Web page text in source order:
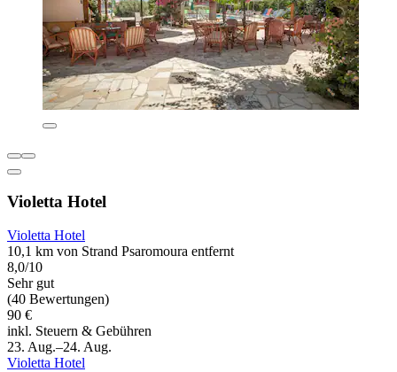
Violetta Hotel
Violetta Hotel
10,1 km von Strand Psaromoura entfernt
8,0/10
Sehr gut
(40 Bewertungen)
90 €
inkl. Steuern & Gebühren
23. Aug.–24. Aug.
Violetta Hotel